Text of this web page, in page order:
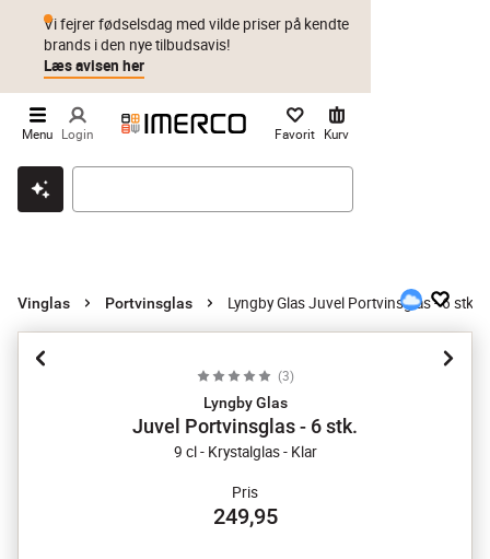
Klik & hent Byt i 1 år Prismatch
Vi fejrer fødselsdag med vilde priser på kendte
brands i den nye tilbudsavis!
Læs avisen her
Menu Login Favorit Kurv
Vinglas Portvinsglas Lyngby Glas Juvel Portvinsglas - 6 stk.
(3)
Lyngby Glas
Juvel Portvinsglas - 6 stk.
9 cl - Krystalglas - Klar
Pris
249,95